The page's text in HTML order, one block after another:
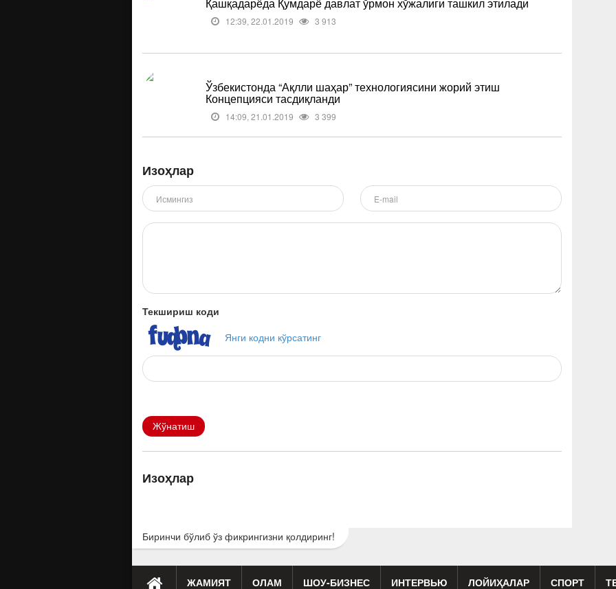
12:39, 22.01.2019 3 913
Ўзбекистонда “Ақлли шаҳар” технологиясини жорий этиш
Концепцияси тасдиқланди
14:09, 21.01.2019 3 399
Изоҳлар
Текшириш коди
Янги кодни кўрсатинг
Жўнатиш
Изоҳлар
Биринчи бўлиб ўз фикрингизни қолдиринг!
ЖАМИЯТ ОЛАМ ШОУ-БИЗНЕС ИНТЕРВЬЮ ЛОЙИҲАЛАР СПОРТ